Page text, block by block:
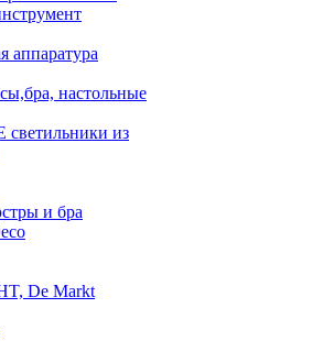
аппаратура
настольные
светильники из
и бра
De Markt